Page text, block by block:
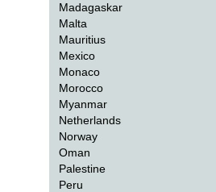
Madagaskar
Malta
Mauritius
Mexico
Monaco
Morocco
Myanmar
Netherlands
Norway
Oman
Palestine
Peru